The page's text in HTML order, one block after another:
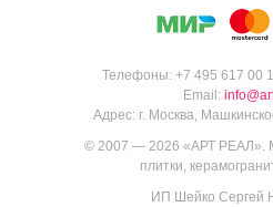
Телефоны: +7 495 617 00
Email:
Адрес: г. Москва,
© 2007 — 2026 «АРТ РЕАЛ ».
плитки,
ИП Шейко Сергей